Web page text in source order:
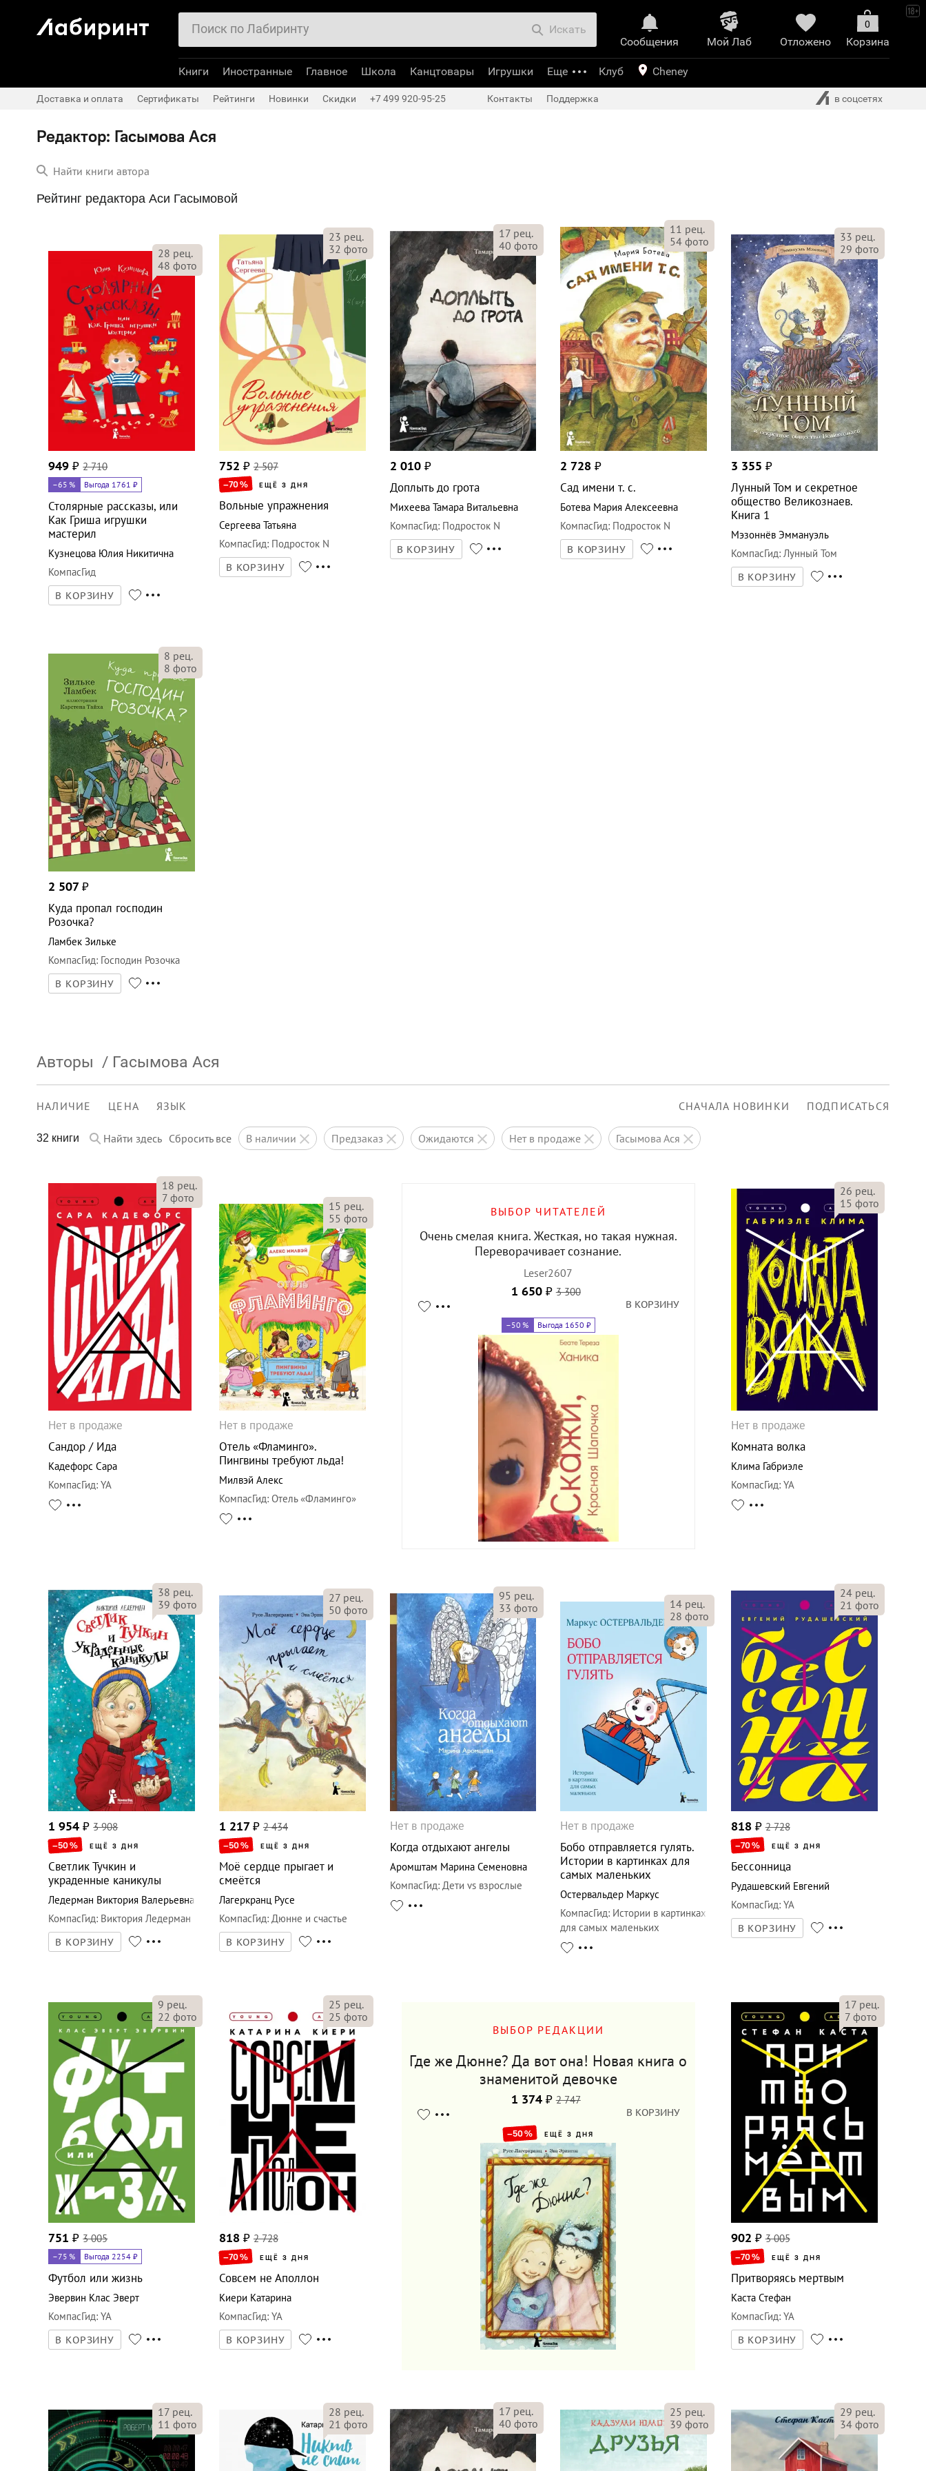
Редактор: Гасымова Ася
Найти книги автора
Рейтинг редактора Аси Гасымовой
28 рец.
48 фото
949 ₽2 710
–65 % Выгода 1761 ₽
Столярные рассказы, или
Как Гриша игрушки
мастерил
Кузнецова Юлия Никитична
КомпасГид
В КОРЗИНУ
23 рец.
32 фото
752 ₽ 2 507
–70% ЕЩЁ 3 ДНЯ
Вольные упражнения
Сергеева Татьяна
КомпасГид: Подросток N
В КОРЗИНУ
17 рец.
40 фото
2 010₽
Доплыть до грота
Михеева Тамара Витальевна
КомпасГид: Подросток N
В КОРЗИНУ
11 рец.
54фото
2 728 ₽
Сад имени т. с.
Ботева Мария Алексеевна
КомпасГид: Подросток N
В КОРЗИНУ
33 рец.
29 фото
3 355 ₽
Лунный Том и секретное
общество Великознаев.
Книга 1
Мэзоннёв Эммануэль
КомпасГид: Лунный Том
В КОРЗИНУ
8 рец.
8 фото
2 507₽
Куда пропал господин
Розочка?
Ламбек Зильке
КомпасГид: Господин Розочка
В КОРЗИНУ
Авторы / Гасымова Ася
НАЛИЧИЕ ЦЕНА ЯЗЫК СНАЧАЛА НОВИНКИ ПОДПИСАТЬСЯ
32 книги Найти здесь Сбросить все в наличии предзаказ ожидаются нет в продаже Гасымова Ася
18 рец.
7фото
Нет в продаже
Сандор / Ида
Кадефорс Сара
КомпасГид:YA
15 рец.
55 фото
Нет в продаже
Отель «Фламинго».
Пингвины требуют льда!
Милвэй Алекс
КомпасГид: Отель «Фламинго»
ВЫБОР ЧИТАТЕЛЕЙ
Очень смелая книга. Жесткая, но такая нужная.
Переворачивает сознание.
Leser2607
В КОРЗИНУ
1 650₽3 300
–50 % Выгода 1650 ₽
26 рец.
15 фото
Нет в продаже
Комната волка
Клима Габриэле
КомпасГид: YA
38 рец.
39 фото
1 954 ₽3 908
–50% ЕЩЁ 3 ДНЯ
Светлик Тучкин и
украденные каникулы
Ледерман Виктория Валерьевна
КомпасГид: Виктория Ледерман
В КОРЗИНУ
27рец.
50 фото
1 217₽ 2 434
–50% ЕЩЁ 3 ДНЯ
Моё сердце прыгает и
смеётся
Лагеркранц Русе
КомпасГид: Дюнне и счастье
В КОРЗИНУ
95 рец.
33 фото
Нет в продаже
Когда отдыхают ангелы
Аромштам Марина Семеновна
КомпасГид: Дети vs взрослые
14рец.
28 фото
Нет в продаже
Бобо отправляется гулять.
Истории в картинках для
самых маленьких
Остервальдер Маркус
КомпасГид: Истории в картинках
для самых маленьких
24 рец.
21 фото
818₽2 728
–70% ЕЩЁ 3 ДНЯ
Бессонница
Рудашевский Евгений
КомпасГид: YA
В КОРЗИНУ
9 рец.
22 фото
751 ₽3 005
–75 % Выгода 2254 ₽
Футбол или жизнь
Эвервин Клас Эверт
КомпасГид:YA
В КОРЗИНУ
25 рец.
25 фото
818₽ 2 728
–70% ЕЩЁ 3 ДНЯ
Совсем не Аполлон
Киери Катарина
КомпасГид: YA
В КОРЗИНУ
ВЫБОР РЕДАКЦИИ
Где же Дюнне? Да вот она! Новая книга о
знаменитой девочке
В КОРЗИНУ
1 374₽2 747
–50% ЕЩЁ 3 ДНЯ
17 рец.
7 фото
902 ₽3 005
–70% ЕЩЁ 3 ДНЯ
Притворяясь мертвым
Каста Стефан
КомпасГид: YA
В КОРЗИНУ
17рец.
11 фото
28 рец.
21 фото
17 рец.
40 фото
25 рец.
39 фото
29 рец.
34 фото
Сообщения
Mой Лаб​
иринт
Отложено
0
Корзина
Искать
Книги Иностранные Главное Школа Канцтовары Игрушки Еще Клуб Cheney
Доставка и оплата Сертификаты Рейтинги Новинки Скидки +7 499 920-95-25 Контакты Поддержка в соцсетях